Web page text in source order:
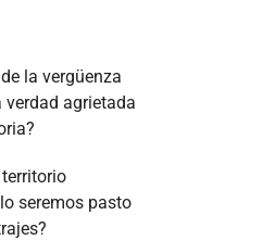
la vergüenza
verdad agrietada
seremos pasto